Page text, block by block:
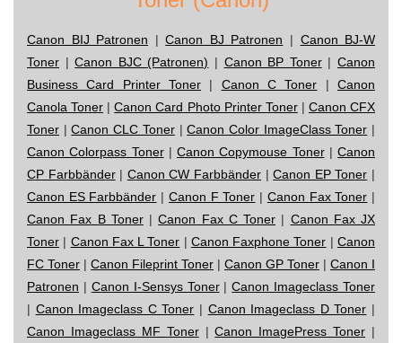
Canon BIJ Patronen |Canon BJ Patronen | Canon BJ-W
Toner |Canon BJC (Patronen) | Canon BP Toner|Canon
Business Card Printer Toner | Canon C Toner |Canon
Canola Toner |Canon Card Photo Printer Toner| Canon CFX
Toner |Canon CLC Toner|Canon Color ImageClass Toner |
Canon Colorpass Toner| Canon Copymouse Toner| Canon
CP Farbbänder| Canon CW Farbbänder |Canon EP Toner |
Canon ES Farbbänder | Canon F Toner | Canon Fax Toner |
Canon Fax B Toner|Canon Fax C Toner | Canon Fax JX
Toner | Canon Fax L Toner | Canon Faxphone Toner |Canon
FC Toner | Canon Fileprint Toner | Canon GP Toner | Canon I
Patronen | Canon I-Sensys Toner|Canon Imageclass Toner
| Canon Imageclass C Toner | Canon Imageclass D Toner |
Canon Imageclass MF Toner|Canon ImagePress Toner |